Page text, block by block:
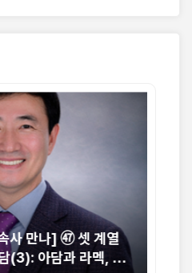
사 만나] ㊼ 셋 계열
(3): 아담과 라멕, 그